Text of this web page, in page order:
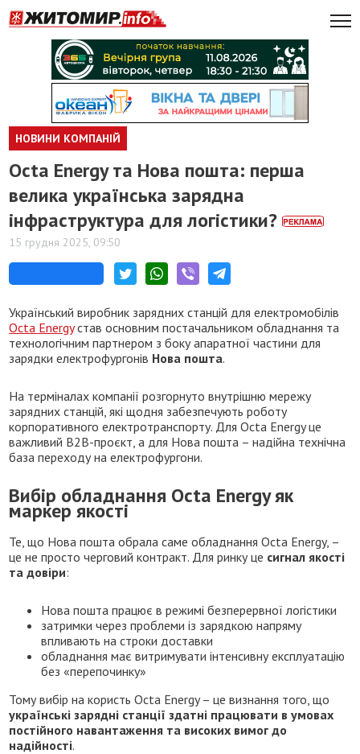
НОВИНИ КОМПАНІЙ
Octa Energy та Нова пошта: перша
велика українська зарядна
інфраструктура для логістики?
15 грудня 2025, 09:50
Український виробник зарядних станцій для електромобілів
Octa Energyстав основним постачальником обладнання та
технологічним партнером з боку апаратної частини для
зарядки електрофургонів Нова пошта.
На терміналах компанії розгорнуто внутрішню мережу
зарядних станцій, які щодня забезпечують роботу
корпоративного електротранспорту. Для Octa Energy це
важливий B2B-проєкт, а для Нова пошта – надійна технічна
база переходу на електрофургони.
Вибір обладнання Octa Energy як
маркер якості
Те, що Нова пошта обрала саме обладнання Octa Energy, –
це не просто черговий контракт. Для ринку це сигнал якості
та довіри:
Нова пошта працює в режимі безперервної логістики
затримки через проблеми із зарядкою напряму
впливають на строки доставки
обладнання має витримувати інтенсивну експлуатацію
без «перепочинку»
Тому вибір на користь Octa Energy – це визнання того, що
українські зарядні станції здатні працювати в умовах
постійного навантаження та високих вимог до
надійності.